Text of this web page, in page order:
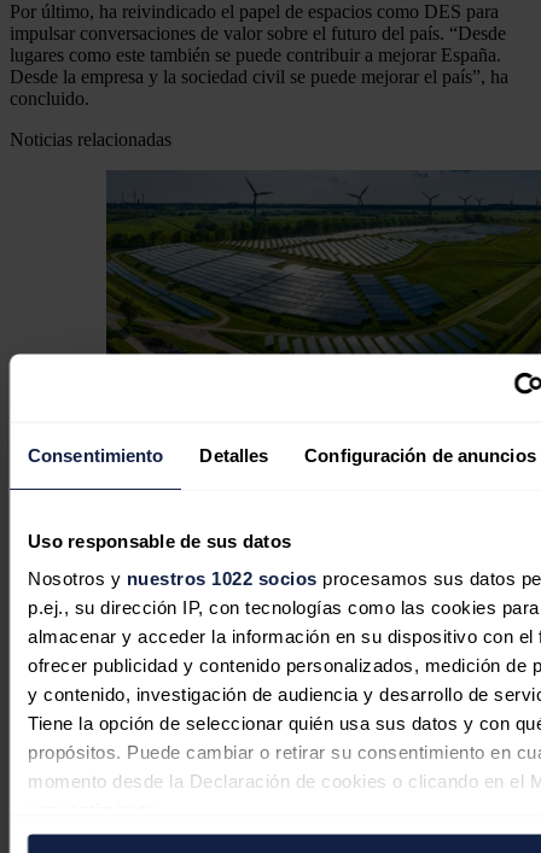
Consentimiento Detalles Configuración de anuncios
Uso responsable de sus datos
Nosotros y nuestros 1022 socios procesamos sus datos
p.ej., su dirección IP, con tecnologías como las cookies para
almacenar y acceder la información en su dispositivo con el
ofrecer publicidad y contenido personalizados, medición de
y contenido, investigación de audiencia y desarrollo de
Tiene la opción de seleccionar quién usa sus datos y con
propósitos. Puede cambiar o retirar su consentimiento en
momento desde la Declaración de cookies o clicando en el
Por último, ha reivindicado el papel de espacios como DES para
impulsar conversaciones de valor sobre el futuro del país. “Desde
lugares como este también se puede contribuir a mejorar España.
Desde la empresa y la sociedad civil se puede mejorar el país”, ha
concluido.
Noticias relacionadas
Los impagos renovables suponen más
de 6.000 millones de euros al Tesoro
Redacción07/08/2026